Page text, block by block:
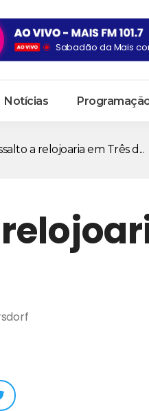
Sabadão da Mais
Notícias
a relojoaria em Três d...